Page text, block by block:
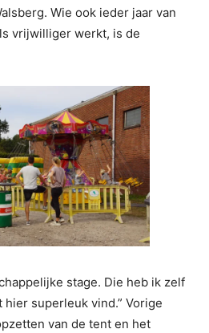
Wie ook ieder jaar van
vrijwilliger werkt, is de
stage. Die heb ik zelf
superleuk vind.” Vorige
van de tent en het